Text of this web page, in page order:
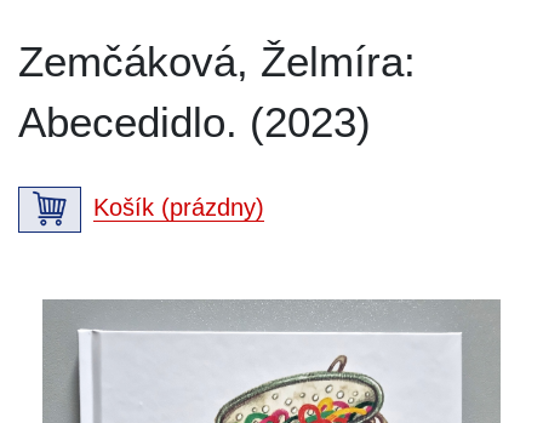
Zemčáková, Želmíra:
Abecedidlo. (2023)
Košík (prázdny)